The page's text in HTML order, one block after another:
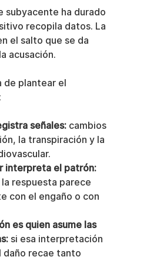
subyacente ha durado
recopila datos. La
el salto que se da
acusación.
de plantear el
señales: cambios
la transpiración y la
interpreta el patrón:
respuesta parece
con el engaño o con
es quien asume las
si esa interpretación
daño recae tanto